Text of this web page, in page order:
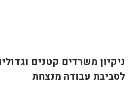
ניקיון משרדים קטנים
לסביבת עבודה מנצחת